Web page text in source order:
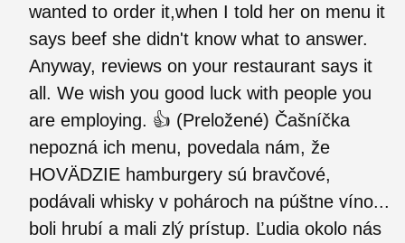
wanted to order it,when I told her on menu it
says beef she didn't know what to answer.
Anyway, reviews on your restaurant says it
all. We wish you good luck with people you
are employing. 👍 (Preložené) Čašníčka
nepozná ich menu, povedala nám, že
HOVÄDZIE hamburgery sú bravčové,
podávali whisky v pohároch na púštne víno...
boli hrubí a mali zlý prístup. Ľudia okolo nás